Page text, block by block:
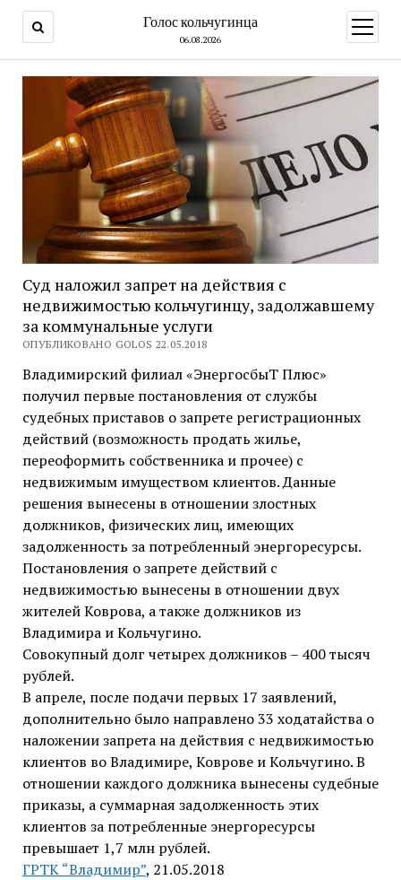
Голос кольчугинца
06.08.2026
меню
Суд наложил запрет на действия с
недвижимостью кольчугинцу, задолжавшему
за коммунальные услуги
ОПУБЛИКОВАНО GOLOS 22.05.2018
Владимирский филиал «ЭнергосбыТ Плюс»
получил первые постановления от службы
судебных приставов о запрете регистрационных
действий (возможность продать жилье,
переоформить собственника и прочее) с
недвижимым имуществом клиентов. Данные
решения вынесены в отношении злостных
должников, физических лиц, имеющих
задолженность за потребленный энергоресурсы.
Постановления о запрете действий с
недвижимостью вынесены в отношении двух
жителей Коврова, а также должников из
Владимира и Кольчугино.
Совокупный долг четырех должников – 400 тысяч
рублей.
В апреле, после подачи первых 17 заявлений,
дополнительно было направлено 33 ходатайства о
наложении запрета на действия с недвижимостью
клиентов во Владимире, Коврове и Кольчугино. В
отношении каждого должника вынесены судебные
приказы, а суммарная задолженность этих
клиентов за потребленные энергоресурсы
превышает 1,7 млн рублей.
ГРТК “Владимир”, 21.05.2018